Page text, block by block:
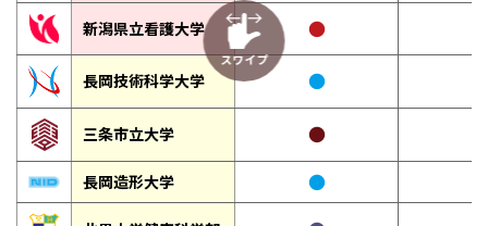
新潟県立看護大学 ●
長岡技術科学大学 ●
三条市立大学 ●
長岡造形大学 ●
スワイプ